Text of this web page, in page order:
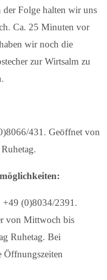
Folge halten wir uns
Ca. 25 Minuten vor
wir noch die
zur Wirtsalm zu
431. Geöffnet von
+49 (0)8034/2391.
von Mittwoch bis
Ruhetag. Bei
Öffnungszeiten